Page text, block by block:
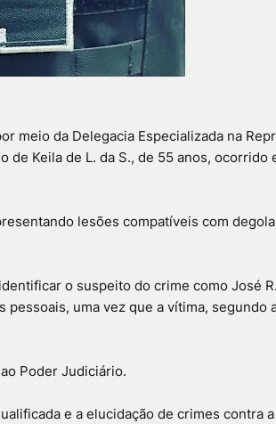
meio da Delegacia Especializada na
de Keila de L. da S., de 55 anos,
lesões compatíveis com
o suspeito do crime como José
uma vez que a vítima, segundo
Poder Judiciário.
e a elucidação de crimes contra a